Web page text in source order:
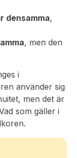
densamma,
, men den
i
använder sig
men det är
som gäller i